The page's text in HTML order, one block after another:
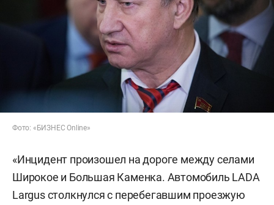
Фото: «БИЗНЕС Online»
«Инцидент произошел на дороге между селами
Широкое и Большая Каменка. Автомобиль LADA
Largus столкнулся с перебегавшим проезжую